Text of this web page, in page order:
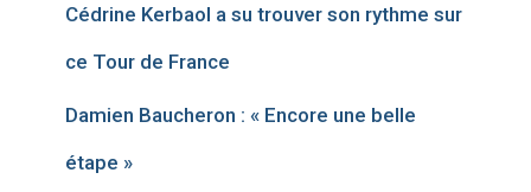
Cédrine Kerbaol a su trouver son rythme sur
ce Tour de France
Damien Baucheron : « Encore une belle
étape »